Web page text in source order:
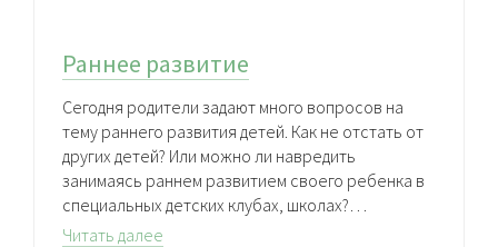
Раннее развитие
Сегодня родители задают много вопросов на
тему раннего развития детей. Как не отстать от
других детей? Или можно ли навредить
занимаясь раннем развитием своего ребенка в
специальных детских клубах, школах?…
Читать далее